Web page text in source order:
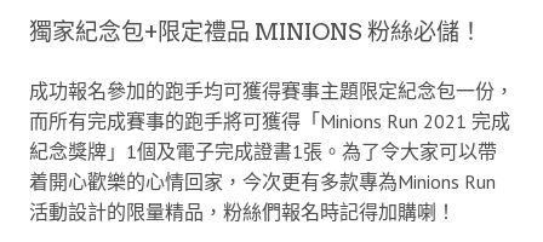
獨家紀念包+限定禮品 MINIONS 粉絲必儲！
成功報名參加的跑手均可獲得賽事主題限定紀念包一份，
而所有完成賽事的跑手將可獲得「Minions Run 2021 完成
紀念獎牌」1個及電子完成證書1張。為了令大家可以帶
着開心歡樂的心情回家，今次更有多款專為Minions Run
活動設計的限量精品，粉絲們報名時記得加購喇！